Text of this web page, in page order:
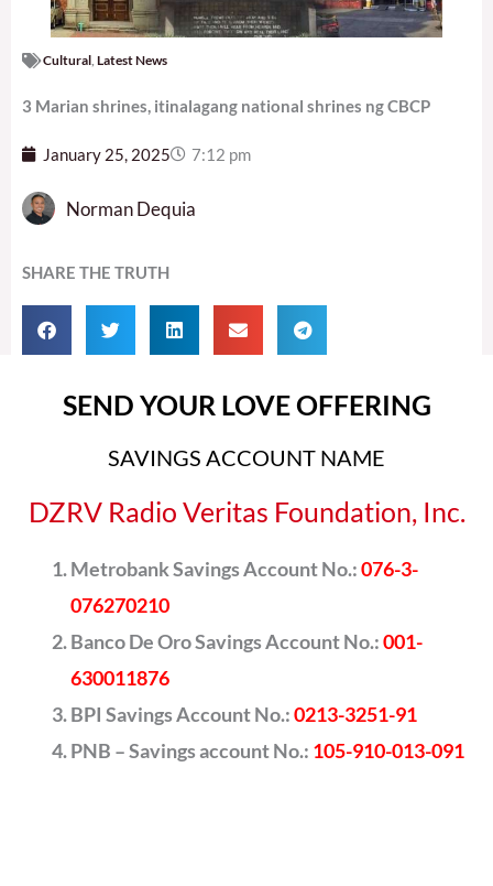
Cultural Latest News
3 Marian shrines, itinalagang national shrines ng CBCP
January 25, 2025 7:12 pm
Norman Dequia
SHARE THE TRUTH
SEND YOUR LOVE OFFERING
SAVINGS ACCOUNT NAME
DZRV Radio Veritas Foundation, Inc.
Metrobank Savings Account No.:076-3-
076270210
Banco De Oro Savings Account No.:001-
630011876
BPI Savings Account No.:0213-3251-91
PNB – Savings account No.: 105-910-013-091